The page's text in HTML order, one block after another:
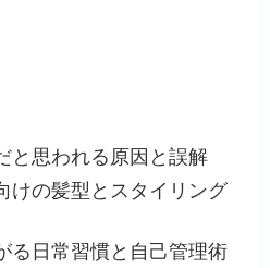
と思われる原因と誤解
けの髪型とスタイリング
る日常習慣と自己管理術